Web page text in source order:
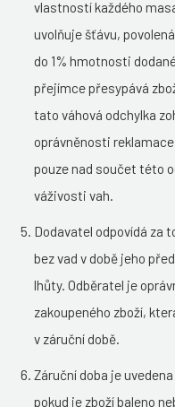
vlastností každého
uvolňuje šťávu,
do 1% hmotnosti
přejímce přesypává
tato váhová odchylka
oprávněnosti
pouze nad součet této
váživosti vah.
Dodavatel odpovídá za
bez vad v době jeho
lhůty. Odběratel je
zakoupeného zboží,
v záruční době.
Záruční doba je
pokud je zboží baleno